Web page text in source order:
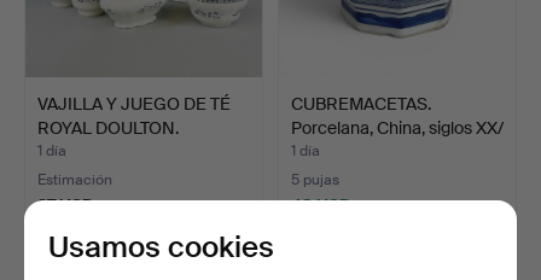
VAJILLA Y JUEGO DE TÉ
ROYAL DOULTON.
1 día
Estimación
27 USD
CUBREMACETAS.
Porcelana, China, siglos XX/
…
1 día
5 pujas
43 USD
Usamos cookies